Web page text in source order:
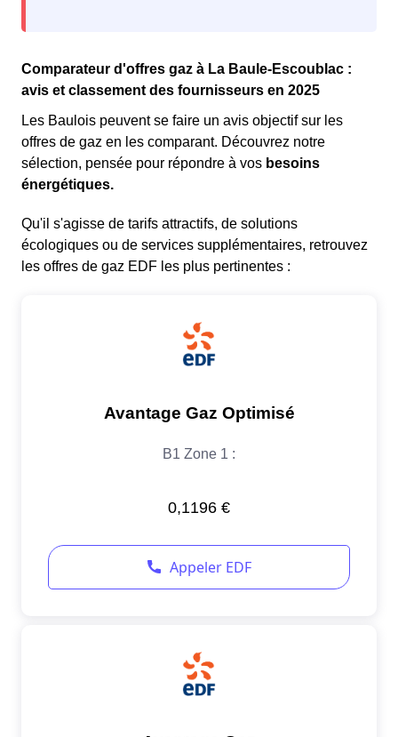
Comparateur d'offres gaz à La Baule-Escoublac :
avis et classement des fournisseurs en 2025
Les Baulois peuvent se faire un avis objectif sur les
offres de gaz en les comparant. Découvrez notre
sélection, pensée pour répondre à vos besoins
énergétiques.
Qu'il s'agisse de tarifs attractifs, de solutions
écologiques ou de services supplémentaires, retrouvez
les offres de gaz EDF les plus pertinentes :